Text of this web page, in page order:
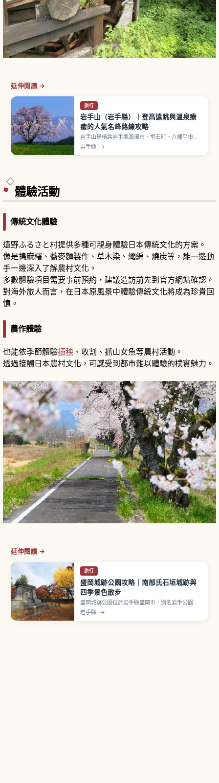
延伸閱讀 →
旅行
岩手山（岩手縣）｜登高遠眺與溫泉療
癒的人氣名峰路線攻略
岩手山是橫跨岩手縣瀧澤市、雫石町、八幡平市一
帶的活火山，標高2,038公尺，因山容秀麗又稱
岩手縣 →
體驗活動
傳統文化體驗
遠野ふるさと村提供多種可親身體驗日本傳統文化的方案。
像是搗麻糬、蕎麥麵製作、草木染、繩編、燒炭等，能一邊動
手一邊深入了解農村文化。
多數體驗項目需要事前預約，建議造訪前先到官方網站確認。
對海外旅人而言，在日本原風景中體驗傳統文化將成為珍貴回
憶。
農作體驗
也能依季節體驗插秧 、收割、抓山女魚等農村活動。
透過接觸日本農村文化，可感受到都市難以體驗的樸實魅力。
延伸閱讀 →
旅行
盛岡城跡公園攻略｜南部氏石垣城跡與
四季景色散步
盛岡城跡公園位於岩手縣盛岡市，別名岩手公園。
南部氏於慶長2年（1597年）開始築城、寬永10年
（1633年）完成，入選日本100名城。城郭建築本
岩手縣 →